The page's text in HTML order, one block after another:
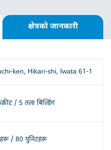
क्षेत्रको जानकारी
ken, Hikari-shi, Iwata 61-1
/ 5 तला बिल्डिंग
/ 80 युनिटहरू